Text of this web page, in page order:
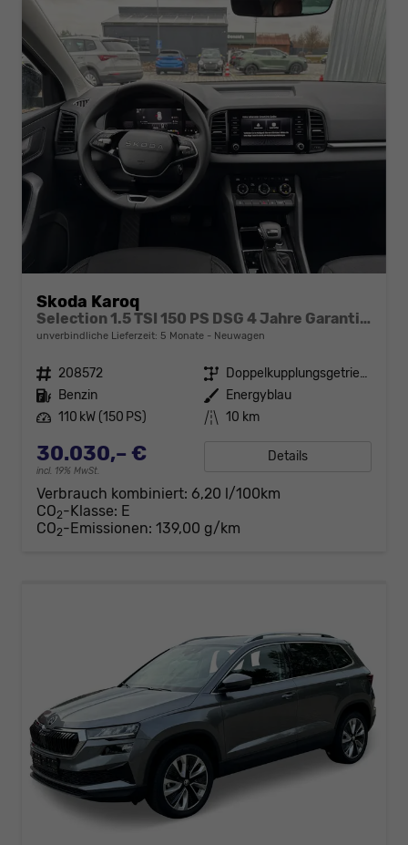
Skoda Karoq
Selection 1.5 TSI 150 PS DSG 4 Jahre Garantie-Keyless Start-AppleCarPlay-AndroidAuto-Sunset-Tempomat-2-Zonen-Klima-16''Alu
unverbindliche Lieferzeit: 5 Monate Neuwagen
Fahrzeugnr. 208572 Getriebe
Doppelkupplungsgetriebe (DSG)
Kraftstoff Benzin Außenfarbe Energyblau
Leistung 110 kW (150 PS) Kilometerstand 10 km
30.030,– €
incl. 19% MwSt.
Details
Verbrauch kombiniert: 6,20 l/100km
CO2-Klasse: E
CO2-Emissionen: 139,00 g/km